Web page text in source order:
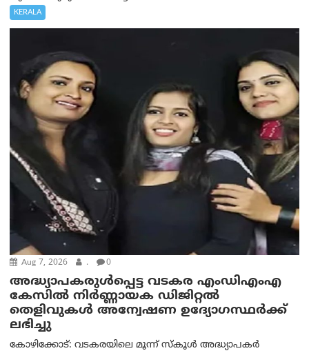
KERALA
Aug 7, 2026 . 0
അദ്ധ്യാപകരുള്‍പ്പെട്ട വടകര എംഡി‌എം‌എ
കേസില്‍ നിര്‍ണ്ണായക ഡിജിറ്റല്‍
തെളിവുകള്‍ അന്വേഷണ ഉദ്യോഗസ്ഥര്‍ക്ക്
ലഭിച്ചു
കോഴിക്കോട്: വടകരയിലെ മൂന്ന് സ്കൂൾ അദ്ധ്യാപകർ